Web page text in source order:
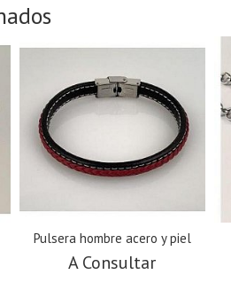
Pulsera hombre acero y piel
A Consultar